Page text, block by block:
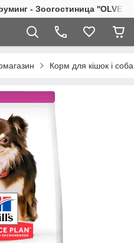
- Зоогостиница ''OLVET''
Корм для кішок і